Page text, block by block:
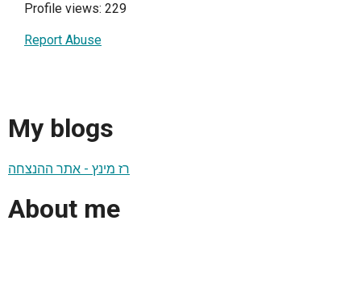
Profile views: 229
Report Abuse
My blogs
רז מינץ - אתר ההנצחה
About me